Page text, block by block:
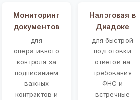
Мониторинг
документов
для
оперативного
контроля за
подписанием
важных
контрактов и
Налоговая в
Диадоке
для быстрой
подготовки
ответов на
требования
ФНС и
встречные